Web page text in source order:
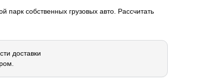
собственных грузовых авто. Рассчитать
доставки